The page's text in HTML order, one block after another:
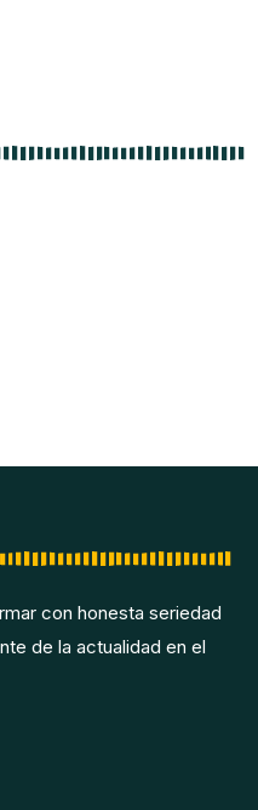
con honesta seriedad
de la actualidad en el